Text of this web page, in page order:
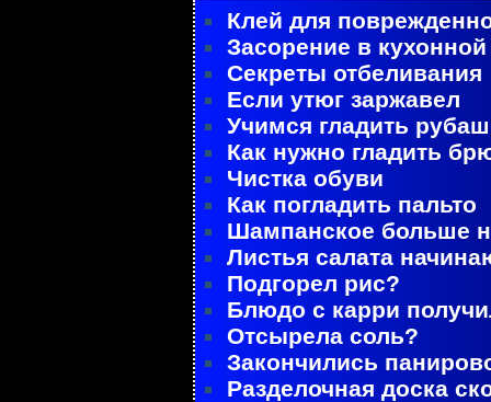
Клей для
Засорение в
Секреты отбеливания
Если утюг заржавел
Учимся гладить
Как нужно гладить
Чистка обуви
Как погладить пальто
Шампанское больше
Листья салата
Подгорел рис?
Блюдо с карри
Отсырела соль?
Закончились
Разделочная доска